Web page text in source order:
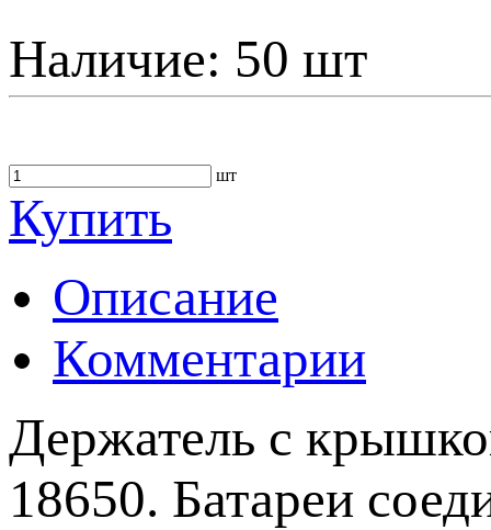
Наличие: 50 шт
шт
Купить
Описание
Комментарии
Держатель с
18650. Батареи